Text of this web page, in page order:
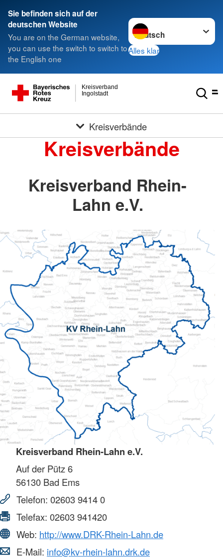
Sie befinden sich auf der
deutschen Website
You are on the German website,
you can use the switch to switch to
the English one
Sprache wechseln zu
Alles klar
Ingolstadt
Kreisverband
Kreisverbände
Kreisverbände
Kreisverband Rhein-
Lahn e.V.
Kreisverband Rhein-Lahn e.V.
Auf der Pütz 6
56130 Bad Ems
Telefon: 02603 9414 0
Telefax: 02603 941420
Web: http://www.DRK-Rhein-Lahn.de
E-Mail: info@kv-rhein-lahn.drk.de